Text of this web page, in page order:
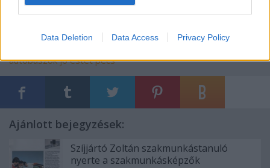
Data Deletion Data Access Privacy Policy
autóbuszok jó estét pécs
Ajánlott bejegyzések:
Szíjjártó Zoltán szakmunkástanuló
nyerte a szakmunkásképzők